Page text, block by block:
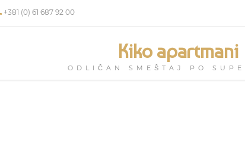
+381 (0) 61 687 92 00
Kiko apartmani
ODLIČAN SMEŠTAJ PO